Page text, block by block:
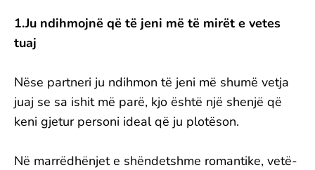
1.Ju ndihmojnë që të jeni më të mirët e vetes
tuaj
Nëse partneri ju ndihmon të jeni më shumë vetja
juaj se sa ishit më parë, kjo është një shenjë që
keni gjetur personi ideal që ju plotëson.
Në marrëdhënjet e shëndetshme romantike, vetë-